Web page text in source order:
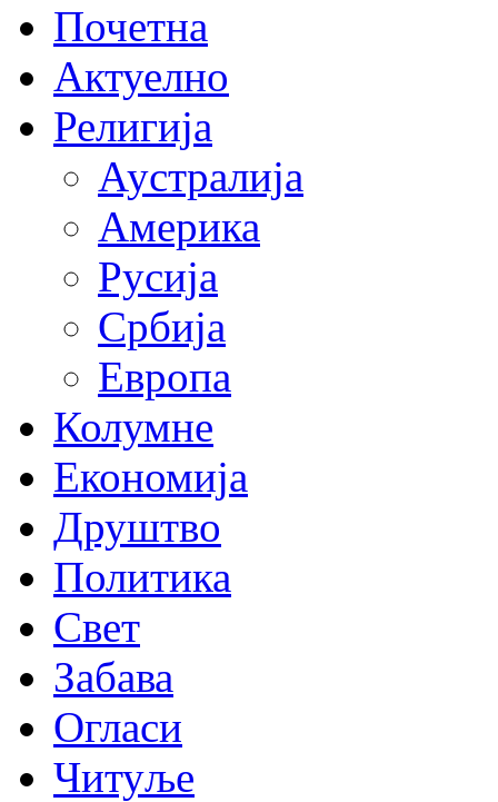
Почетна
Актуелно
Религија
Аустралија
Америка
Русија
Србија
Европа
Колумне
Економија
Друштво
Политика
Свет
Забава
Огласи
Читуље